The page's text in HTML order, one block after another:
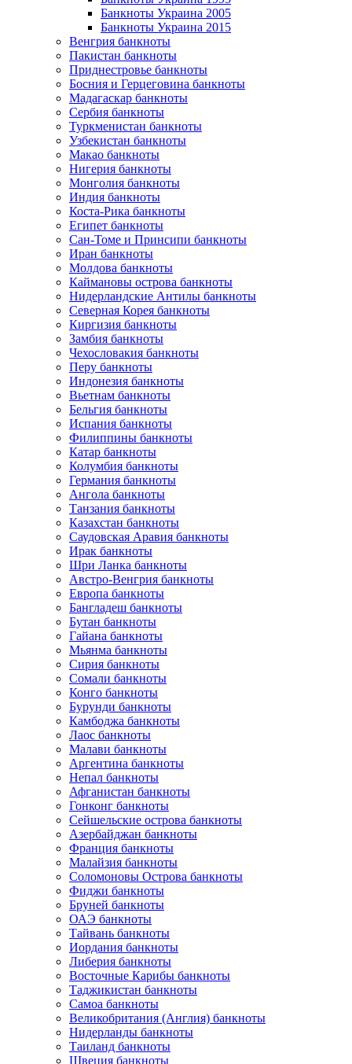
Банкноты Украина 2005
Банкноты Украина 2015
Венгрия банкноты
Пакистан банкноты
Приднестровье банкноты
Босния и Герцеговина банкноты
Мадагаскар банкноты
Сербия банкноты
Туркменистан банкноты
Узбекистан банкноты
Макао банкноты
Нигерия банкноты
Монголия банкноты
Индия банкноты
Коста-Рика банкноты
Египет банкноты
Сан-Томе и Принсипи банкноты
Иран банкноты
Молдова банкноты
Каймановы острова банкноты
Нидерландские Антилы банкноты
Северная Корея банкноты
Киргизия банкноты
Замбия банкноты
Чехословакия банкноты
Перу банкноты
Индонезия банкноты
Вьетнам банкноты
Бельгия банкноты
Испания банкноты
Филиппины банкноты
Катар банкноты
Колумбия банкноты
Германия банкноты
Ангола банкноты
Танзания банкноты
Казахстан банкноты
Саудовская Аравия банкноты
Ирак банкноты
Шри Ланка банкноты
Австро-Венгрия банкноты
Европа банкноты
Бангладеш банкноты
Бутан банкноты
Гайана банкноты
Мьянма банкноты
Сирия банкноты
Сомали банкноты
Конго банкноты
Бурунди банкноты
Камбоджа банкноты
Лаос банкноты
Малави банкноты
Аргентина банкноты
Непал банкноты
Афганистан банкноты
Гонконг банкноты
Сейшельские острова банкноты
Азербайджан банкноты
Франция банкноты
Малайзия банкноты
Соломоновы Острова банкноты
Фиджи банкноты
Бруней банкноты
ОАЭ банкноты
Тайвань банкноты
Иордания банкноты
Либерия банкноты
Восточные Карибы банкноты
Таджикистан банкноты
Самоа банкноты
Великобритания (Англия) банкноты
Нидерланды банкноты
Таиланд банкноты
Швеция банкноты